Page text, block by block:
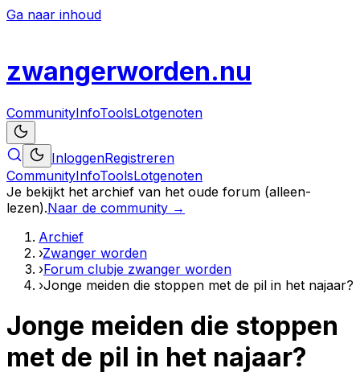
Ga naar inhoud
zwangerworden.nu
CommunityInfoToolsLotgenoten
InloggenRegistreren
CommunityInfoToolsLotgenoten
Je bekijkt het archief van het oude forum (alleen-
lezen).Naar de community →
Archief
›Zwanger worden
›Forum clubje zwanger worden
›Jonge meiden die stoppen met de pil in het najaar?
Jonge meiden die stoppen
met de pil in het najaar?